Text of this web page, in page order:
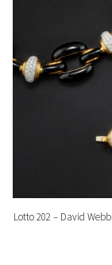
Lotto 202 – David